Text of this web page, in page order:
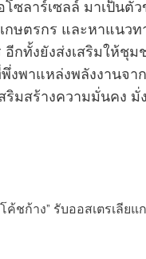
ลาร์เซลล์ ​มาเป็นตั
กษตรกร และหา​แนว
กทั้งยังส่งเสริมให้ชุม
งพาแหล่งพลังงานจา
ริมสร้างความมั่นคง
โค้ชก้าง” รับออสเตรเลีย